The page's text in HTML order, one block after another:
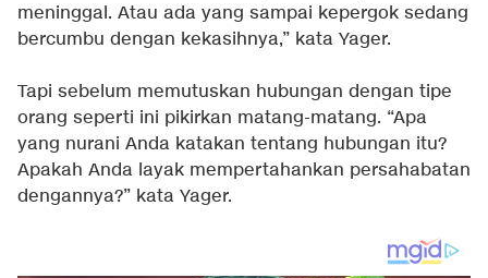
meninggal. Atau ada yang sampai kepergok sedang
bercumbu dengan kekasihnya,” kata Yager.
Tapi sebelum memutuskan hubungan dengan tipe
orang seperti ini pikirkan matang-matang. “Apa
yang nurani Anda katakan tentang hubungan itu?
Apakah Anda layak mempertahankan persahabatan
dengannya?” kata Yager.